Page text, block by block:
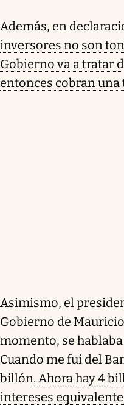
Además, en
inversores no son
Gobierno va a tratar
entonces cobran una
Asimismo, el
Gobierno de
momento, se
Cuando me fui del
billón. Ahora hay 4
intereses